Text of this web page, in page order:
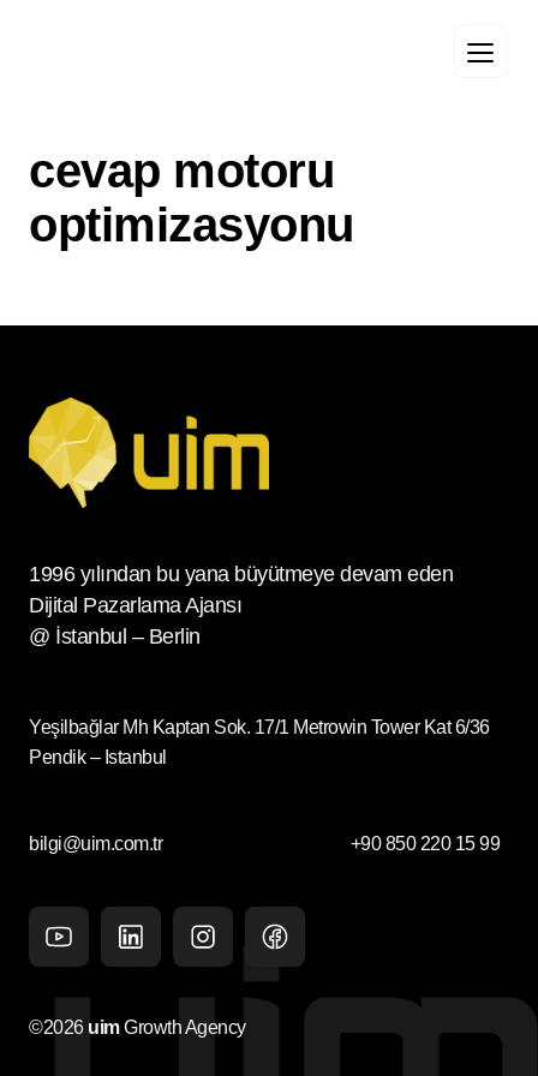
cevap motoru
optimizasyonu
1996 yılından bu yana büyütmeye devam eden
Dijital Pazarlama Ajansı
@ İstanbul – Berlin
Yeşilbağlar Mh Kaptan Sok. 17/1 Metrowin Tower Kat 6/36
Pendik – Istanbul
bilgi@uim.com.tr +90 850 220 15 99
©2026 uimGrowth Agency